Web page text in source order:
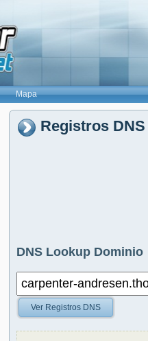
Mapa
Registros
DNS Lookup Dominio
Ver Registros DNS